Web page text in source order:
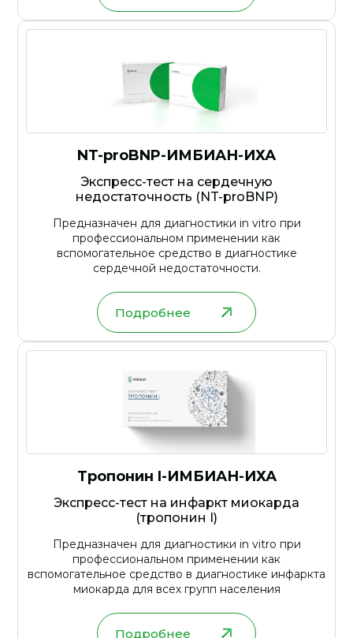
NT-proBNP-ИМБИАН-ИХА
Экспресс-тест на сердечную
недостаточность (NT-proBNP)
Предназначен для диагностики in vitro при
профессиональном применении как
вспомогательное средство в диагностике
сердечной недостаточности.
Подробнее
Тропонин I-ИМБИАН-ИХА
Экспресс-тест на инфаркт миокарда
(тропонин I)
Предназначен для диагностики in vitro при
профессиональном применении как
вспомогательное средство в диагностике инфаркта
миокарда для всех групп населения
Подробнее